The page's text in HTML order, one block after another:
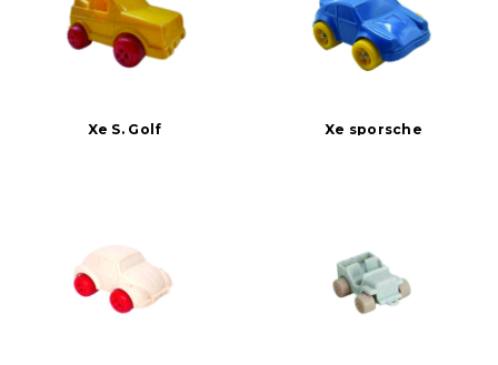
Xe S. Golf Xe sporsche